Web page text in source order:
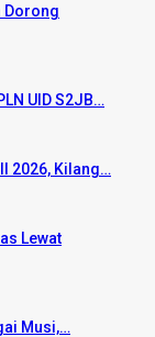
Dorong
UID S2JB…
2026, Kilang…
Lewat
Musi,…